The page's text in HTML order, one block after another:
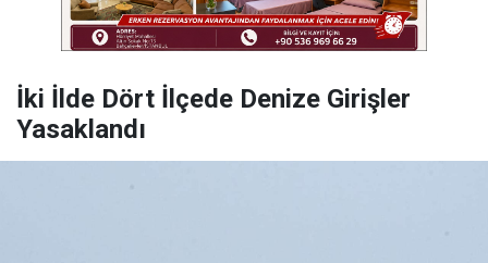
İki İlde Dört İlçede Denize Girişler
Yasaklandı